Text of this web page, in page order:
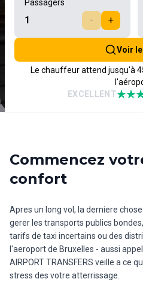
Passagers
1 - +
Voir
Le chauffeur attend jusqu'à
EXCELLENT
Commencez
confort
Apres un long vol, la derniere
gerer les transports publics
tarifs de taxi incertains ou des
l'aeroport de Bruxelles - aussi
AIRPORT TRANSFERS veille a ce
stress des votre atterrissage.